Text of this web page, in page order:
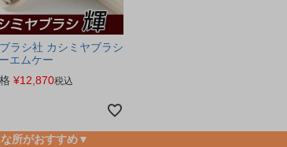
ラシ社 カシミヤブラシ
エムケー
¥12,870税込
所がおすすめ▼